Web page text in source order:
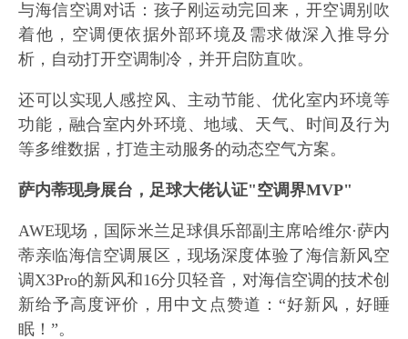
与海信空调对话：孩子刚运动完回来，开空调别吹
着他，空调便依据外部环境及需求做深入推导分
析，自动打开空调制冷，并开启防直吹。
还可以实现人感控风、主动节能、优化室内环境等
功能，融合室内外环境、地域、天气、时间及行为
等多维数据，打造主动服务的动态空气方案。
萨内蒂现身展台，足球大佬认证"空调界MVP"
AWE现场，国际米兰足球俱乐部副主席哈维尔·萨内
蒂亲临海信空调展区，现场深度体验了海信新风空
调X3Pro的新风和16分贝轻音，对海信空调的技术创
新给予高度评价，用中文点赞道：“好新风，好睡
眠！”。